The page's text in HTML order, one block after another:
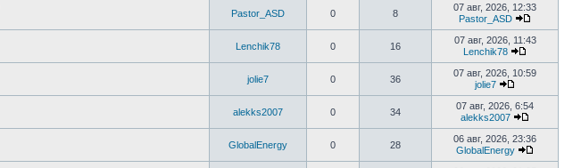
Pastor_ASD 0 8
07 авг, 2026, 12:33
Pastor_ASD
Перейти
к
Lenchik78 0 16
07 авг, 2026, 11:43
Lenchik78
Перейти
к
jolie7 0 36
07 авг, 2026, 10:59
jolie7
Перейти
к
последнему
alekks2007 0 34
07 авг, 2026, 6:54
alekks2007
Перейти
к
GlobalEnergy 0 28
06 авг, 2026, 23:36
GlobalEnergy
Перейти